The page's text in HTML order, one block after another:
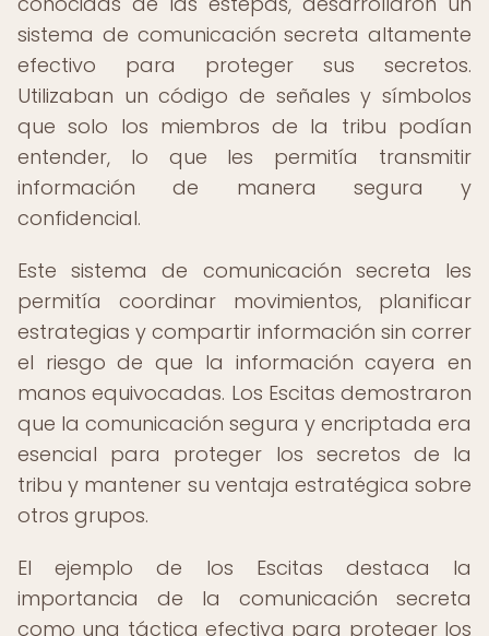
sistema de comunicación secreta altamente
efectivo para proteger sus secretos.
Utilizaban un código de señales y símbolos
que solo los miembros de la tribu podían
entender, lo que les permitía transmitir
información de manera segura y
confidencial.
Este sistema de comunicación secreta les
permitía coordinar movimientos, planificar
estrategias y compartir información sin correr
el riesgo de que la información cayera en
manos equivocadas. Los Escitas demostraron
que la comunicación segura y encriptada era
esencial para proteger los secretos de la
tribu y mantener su ventaja estratégica sobre
otros grupos.
El ejemplo de los Escitas destaca la
importancia de la comunicación secreta
como una táctica efectiva para proteger los